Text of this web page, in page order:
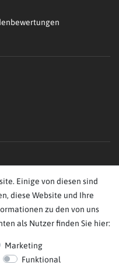
Einige von diesen sind
diese Website und Ihre
zu den von uns
als Nutzer finden Sie hier:
Marketing
Funktional